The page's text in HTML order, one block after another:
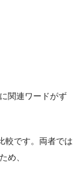
関連ワードがず
較です。両者では
め、